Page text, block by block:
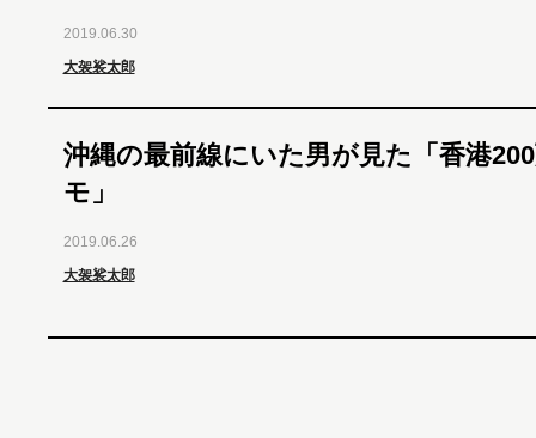
2019.06.30
大袈裟太郎
沖縄の最前線にいた男が見た「香港
モ」
2019.06.26
大袈裟太郎